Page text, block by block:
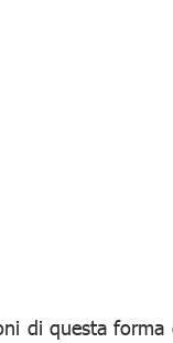
di questa